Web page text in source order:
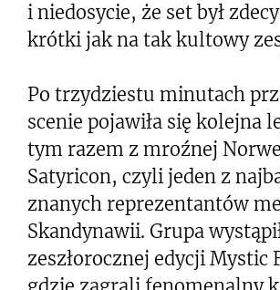
i niedosycie, że set był
krótki jak na tak kultowy
Po trzydziestu minutach
scenie pojawiła się kolejna
tym razem z mroźnej
Satyricon, czyli jeden z
znanych reprezentantów
Skandynawii. Grupa
zeszłorocznej edycji Mystic